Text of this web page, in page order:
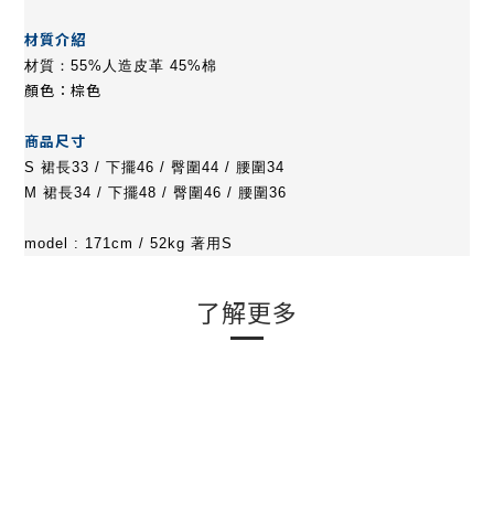
材質介紹
材質 ：55%人造皮革 45%棉
顏色：棕色
商品尺寸
S 裙長33 / 下擺46 / 臀圍44 / 腰圍34
M 裙長34 / 下擺48 / 臀圍46 / 腰圍36
model : 171cm / 52kg 著用S
了解更多